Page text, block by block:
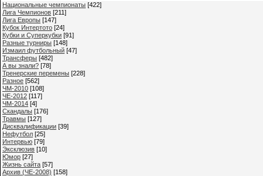
Национальные чемпионаты [422]
Лига Чемпионов [211]
Лига Европы [147]
Кубок Интертото [24]
Кубки и Суперкубки [91]
Разные турниры [148]
Измаил футбольный [47]
Трансферы [482]
А вы знали? [78]
Тренерские перемены [228]
Разное [562]
ЧМ-2010 [108]
ЧЕ-2012 [117]
ЧМ-2014 [4]
Cкандалы [176]
Травмы [127]
Дисквалификации [39]
Нефутбол [25]
Интервью [79]
Эксклюзив [10]
Юмор [27]
Жизнь сайта [57]
Архив (ЧЕ-2008) [158]